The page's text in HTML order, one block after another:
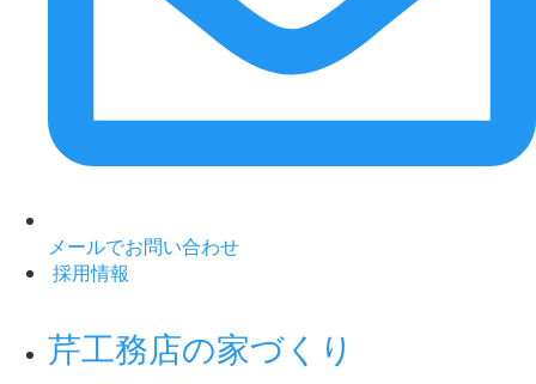
メールでお問い合わせ
採用情報
芹工務店の家づくり